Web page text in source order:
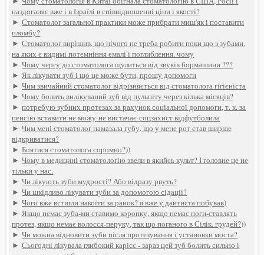
наздоганяє вже і в Ізраїлі в співвідношенні ціни і якості?
►Стоматолог загальної практики може прибрати миш'як і поставити
пломбу?
►Стоматолог вирішив, що нічого не треба робити поки що з зубами,
на яких є видимі потемніння емалі і поглиблення. чому
►Чому чергу до стоматолога щулиться від звуків бормашини ???
►Як лікувати зуб і що це може бути, прошу допомоги
►Чим звичайний стоматолог відрізняється від стоматолога гігієніста
►Чому болить вилікуваний зуб від пульпіту через кілька місяців?
►потребую зубних протезах за рахунок соціальної допомоги, т. к. за
пенсію вставити не можу-не вистачає-соцзахист відфутболила
►Чим мені стоматолог намазала губу, що у мене рот став ширше
відкриватися?
►Боятися стоматолога соромно?))
►Чому в медицині стоматологію звели в якийсь культ? І головне це не
тільки у нас.
►Чи лікують зуби мудрості? Або відразу рвуть?
►Чи шкідливо лікувати зуби за допомогою сідаціі?
►Чого вже встигли накоїти за ранок? я вже у дантиста побував)
►Якщо немає зуба-ми ставимо коронку, якщо немає ноги-ставлять
протез, якщо немає волосся-перуку, так що поганого в Сілік. грудей?))
►Чи можна відновити зуби після протезування і установки моста?
►Сьогодні лікувала глибокий карієс - зараз цей зуб болить сильно і